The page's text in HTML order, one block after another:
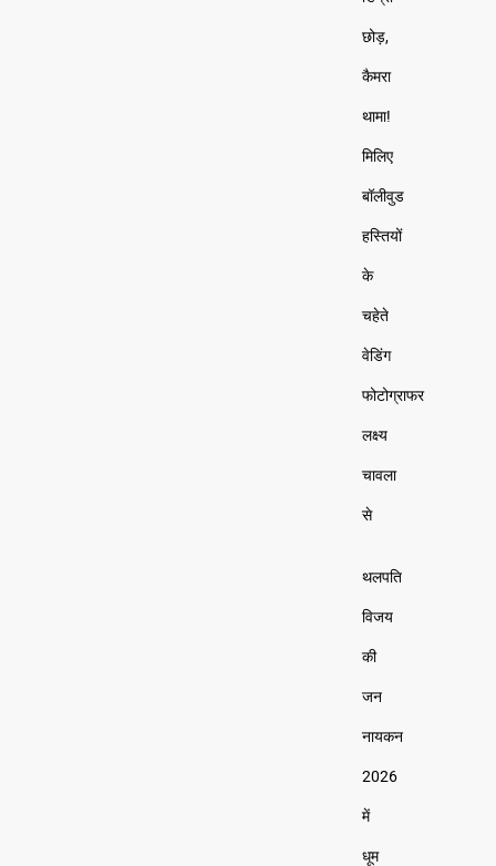
छोड़,
कैमरा
थामा!
मिलिए
बॉलीवुड
हस्तियों
के
चहेते
वेडिंग
फोटोग्राफर
लक्ष्य
चावला
से
थलपति
विजय
की
जन
नायकन
2026
में
धूम